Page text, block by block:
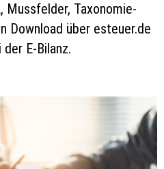
Mussfelder, Taxonomie-
Download über esteuer.de
E-Bilanz.